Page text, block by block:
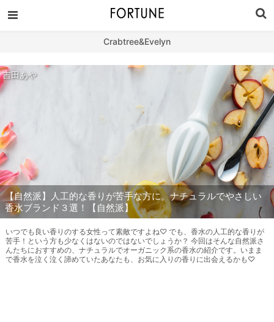
Crabtree&Evelyn
吉田あや
【自然派】人工的な香りが苦手な方に。ナチュラルでやさしい
香水ブランド３選！【自然派】
いつでも良い香りのする女性って素敵ですよね♡ でも、香水の人工的な香りが
苦手！という方も少なくはないのではないでしょうか？ 今回はそんな自然派さ
んたちにおすすめの、ナチュラルでオーガニック系の香水の紹介です。いまま
で香水を泣く泣く諦めていたあなたも、お気に入りの香りに出会えるかも♡